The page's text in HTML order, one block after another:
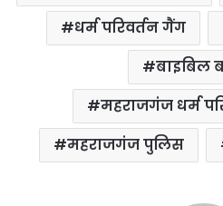
धर्म परिवर्तन गैंग
बाइबिल
महराजगंज धर्म
महराजगंज पुलिस